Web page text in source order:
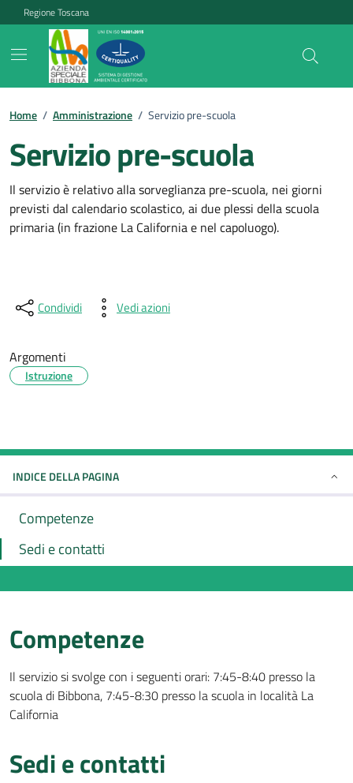
Vai ai contenuti
Vai al footer
Regione Toscana
Home / Amministrazione / Servizio pre-scuola
Servizio pre-scuola
Il servizio è relativo alla sorveglianza pre-scuola, nei giorni
previsti dal calendario scolastico, ai due plessi della scuola
primaria (in frazione La California e nel capoluogo).
Condividi Vedi azioni
Argomenti
Istruzione
INDICE DELLA PAGINA
Competenze
Sedi e contatti
Competenze
Il servizio si svolge con i seguenti orari: 7:45-8:40 presso la
scuola di Bibbona, 7:45-8:30 presso la scuola in località La
California
Sedi e contatti